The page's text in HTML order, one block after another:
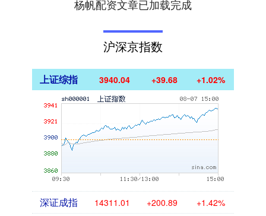
杨帆配资文章已加载完成
沪深京指数
上证综指 3940.04 +39.68 +1.02%
深证成指 14311.01 +200.89 +1.42%